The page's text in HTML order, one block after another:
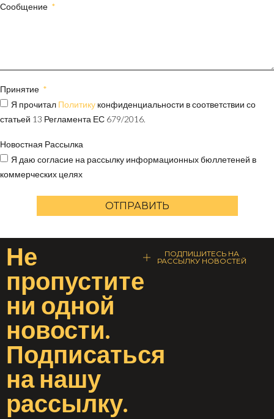
Сообщение
Принятие
Я прочитал Политику конфиденциальности в соответствии со
статьей 13 Регламента ЕС 679/2016.
Новостная Рассылка
Я даю согласие на рассылку информационных бюллетеней в
коммерческих целях
ОТПРАВИТЬ
Не
пропустите
ни одной
новости.
Подписаться
нанашу
рассылку.
ПОДПИШИТЕСЬ НА
РАССЫЛКУ НОВОСТЕЙ